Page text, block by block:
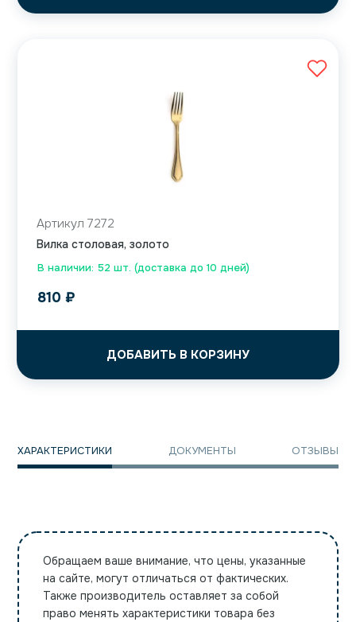
В наличии: 52 шт. (доставка до 10 дней)
Артикул 7272
Вилка столовая, золото
810 ₽
ДОБАВИТЬ В КОРЗИНУ
ХАРАКТЕРИСТИКИ ДОКУМЕНТЫ ОТЗЫВЫ
Обращаем ваше внимание, что цены, указанные
на сайте, могут отличаться от фактических.
Также производитель оставляет за собой
право менять характеристики товара без